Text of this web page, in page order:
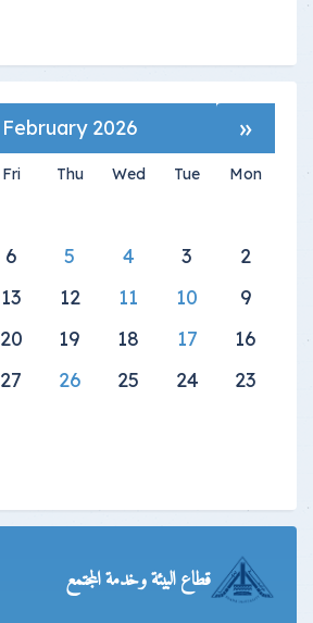
«
February 2026
Mon
Tue
Wed
Thu
Fri
2
3
4
5
6
9
10
11
12
13
16
17
18
19
20
23
24
25
26
27
قطاع البيئة وخدمة المجتمع